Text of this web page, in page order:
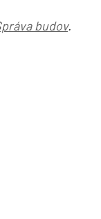
budov.